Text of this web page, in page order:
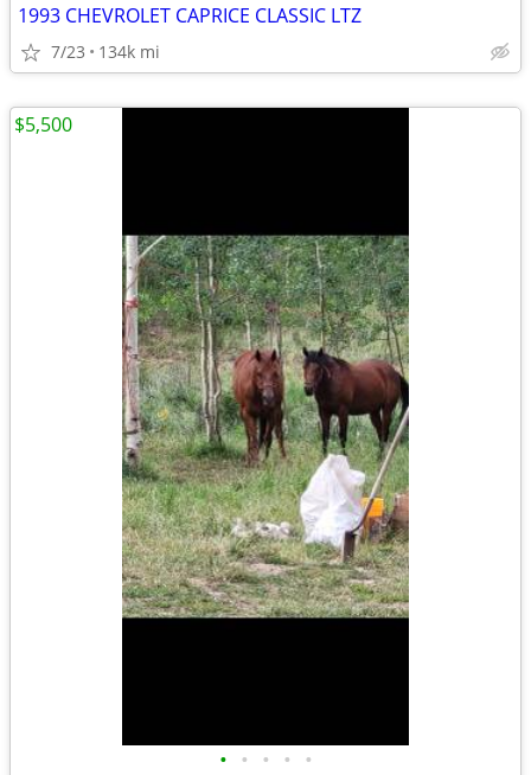
1993 CHEVROLET CAPRICE CLASSIC LTZ
7/23 134k mi
• • • • •
$5,500